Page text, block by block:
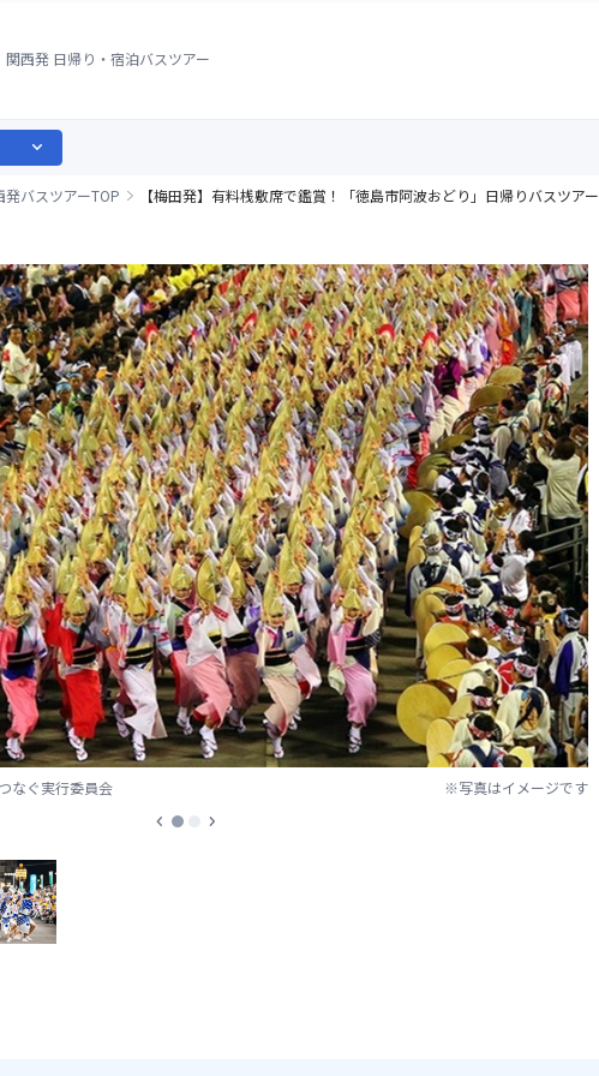
関西発 日帰り・宿泊バスツアー
expand_more
発バスツアーTOP 【梅田発】有料桟敷席で鑑賞！「徳島市阿波おどり」日帰りバスツアー
なぐ実行委員会 ※写真はイメージです
chevron_left chevron_right